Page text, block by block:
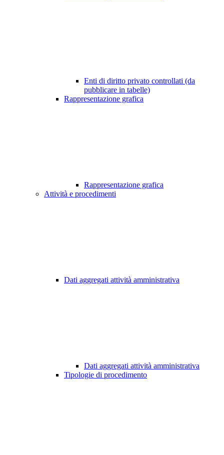
Enti di diritto privato controllati (da
pubblicare in tabelle)
Rappresentazione grafica
Rappresentazione grafica
Attività e procedimenti
Dati aggregati attività amministrativa
Dati aggregati attività amministrativa
Tipologie di procedimento